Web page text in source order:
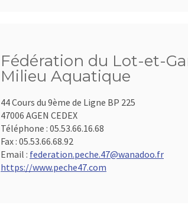
Fédération du Lot-et-
Milieu Aquatique
44 Cours du 9ème de Ligne BP 225
47006 AGEN CEDEX
Téléphone : 05.53.66.16.68
Fax : 05.53.66.68.92
Email : federation.peche.47@wanadoo.fr
https://www.peche47.com